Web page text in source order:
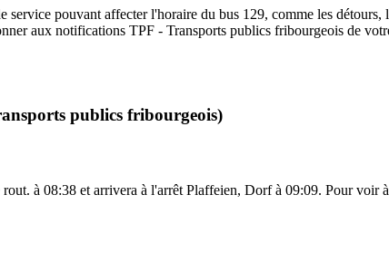
pouvant affecter l'horaire du bus 129, comme les détours,
aux notifications TPF - Transports publics fribourgeois de
publics fribourgeois)
à 08:38 et arrivera à l'arrêt Plaffeien, Dorf à 09:09. Pour voir